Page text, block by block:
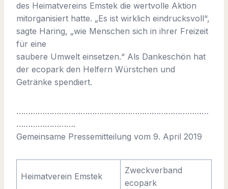
des Heimatvereins Emstek die wertvolle Aktion
mitorganisiert hatte. „Es ist wirklich eindrucksvoll“,
sagte Haring, „wie Menschen sich in ihrer Freizeit
für eine
saubere Umwelt einsetzen.“ Als Dankeschön hat
der ecopark den Helfern Würstchen und
Getränke spendiert.
………………………………………………………………………
…………………….
Gemeinsame Pressemitteilung vom 9. April 2019
Heimatverein Emstek
Zweckverband
ecopark